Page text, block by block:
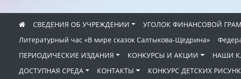
СВЕДЕНИЯ ОБ УЧРЕЖДЕНИИ УГОЛОК ФИНАНСОВОЙ
Литературный час «В мире сказок Салтыкова-Щедрина»
ПЕРИОДИЧЕСКИЕ ИЗДАНИЯ
КОНКУРСЫ И АКЦИИ НАШИ
ДОСТУПНАЯ СРЕДА
КОНТАКТЫ КОНКУРС ДЕТСКИХ